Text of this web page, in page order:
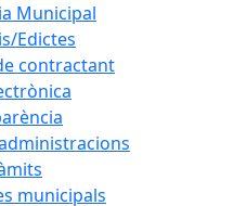
Municipal
Edictes
contractant
municipals